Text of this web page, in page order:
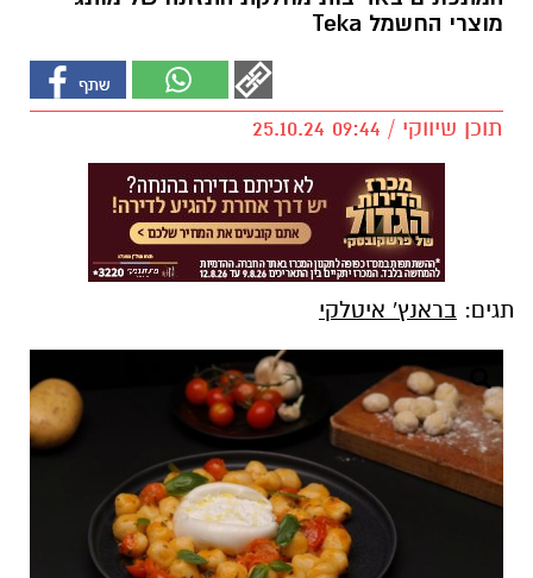
מוצרי החשמל Teka
תוכן שיווקי / 09:44 25.10.24
תגים: בראנץ' איטלקי